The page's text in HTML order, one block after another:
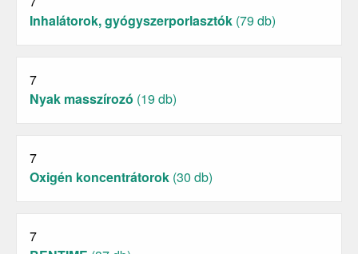
Inhalátorok, gyógyszerporlasztók (79 db)
7
Nyak masszírozó (19 db)
7
Oxigén koncentrátorok (30 db)
7